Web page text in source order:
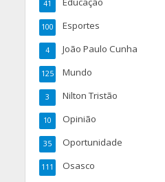
41
Esportes
100
João Paulo Cunha
4
Mundo
125
Nilton Tristão
3
Opinião
10
Oportunidade
35
Osasco
111